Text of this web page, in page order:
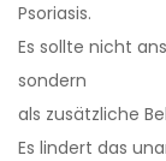
Psoriasis.
Es sollte nicht
sondern
als zusätzliche
Es lindert das